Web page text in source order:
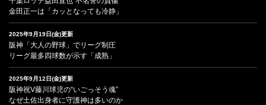
金田正一は「カッとなっても冷静」
2025年9月19日(金)更新
阪神「大人の野球」でリーグ制圧
リーグ最多四球数が示す「成熟」
2025年9月12日(金)更新
阪神祝V藤川球児の“いごっそう魂”
なぜ土佐出身者に守護神は多いのか